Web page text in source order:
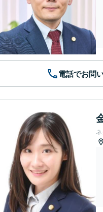
電話でお問